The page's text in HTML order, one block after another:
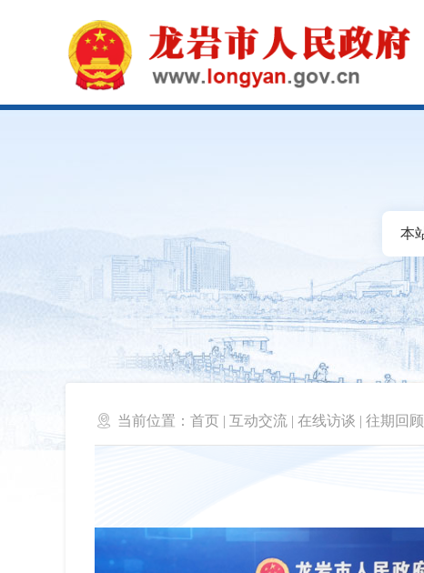
 当前位置： 首页 | 互动交流 | 在线访谈 | 往期回顾